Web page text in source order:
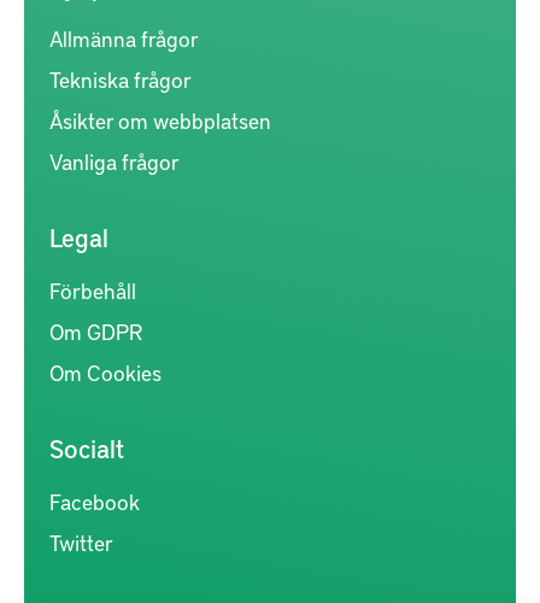
Allmänna frågor
Tekniska frågor
Åsikter om webbplatsen
Vanliga frågor
Legal
Förbehåll
Om GDPR
Om Cookies
Socialt
Facebook
Twitter